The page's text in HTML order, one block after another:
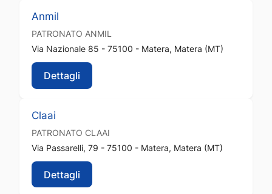
Anmil
PATRONATO ANMIL
Via Nazionale 85 - 75100 - Matera, Matera (MT)
Dettagli
Claai
PATRONATO CLAAI
Via Passarelli, 79 - 75100 - Matera, Matera (MT)
Dettagli